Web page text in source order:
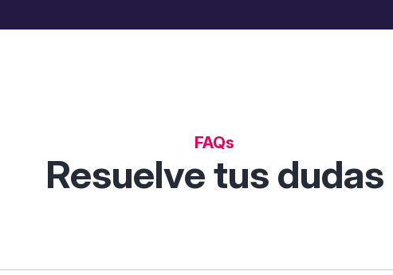
FAQs
Resuelve tus dudas